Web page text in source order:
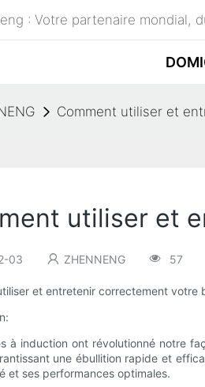
: Votre partenaire mondial,
Comment utiliser et
utiliser et
03 ZHENNENG 57
et entretenir correctement votre
à induction ont révolutionné notre
une ébullition rapide et
et ses performances optimales.